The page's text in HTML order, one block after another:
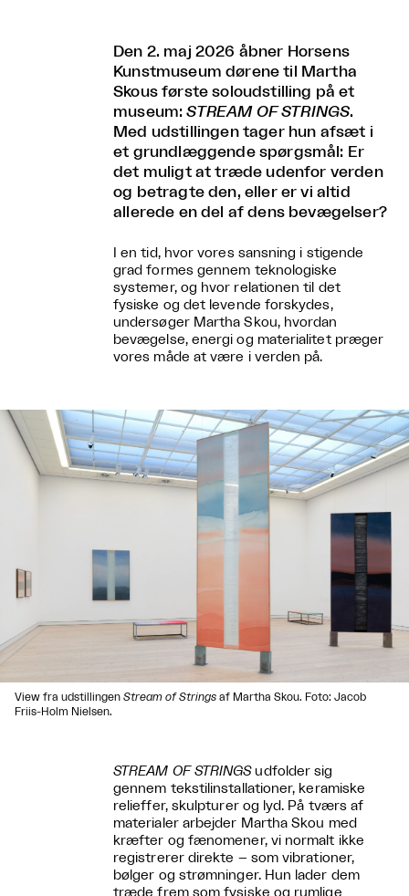
Den 2. maj 2026 åbner Horsens
Kunstmuseum dørene til Martha
Skous første soloudstilling på et
museum:STREAM OF STRINGS.
Med udstillingen tager hun afsæt i
et grundlæggende spørgsmål: Er
det muligt at træde udenfor verden
og betragte den, eller er vi altid
allerede en del af dens bevægelser?
I en tid, hvor vores sansning i stigende
grad formes gennem teknologiske
systemer, og hvor relationen til det
fysiske og det levende forskydes,
undersøger Martha Skou, hvordan
bevægelse, energi og materialitet præger
vores måde at være i verden på.
View fra udstillingen Stream of Strings af Martha Skou. Foto: Jacob
Friis-Holm Nielsen.
STREAM OF STRINGSudfolder sig
gennem tekstilinstallationer, keramiske
relieffer, skulpturer og lyd. På tværs af
materialer arbejder Martha Skou med
kræfter og fænomener, vi normalt ikke
registrerer direkte – som vibrationer,
bølger og strømninger. Hun lader dem
træde frem som fysiske og rumlige